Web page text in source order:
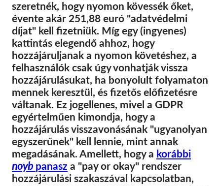
Rólunk
Csapat
Éves Jelentések
GYK
Munkalehetőségek
Collective Redress
SecureDrop
Média
Kapcsolat
szeretnék, hogy nyomon kövessék őket,
évente akár 251,88 euró "adatvédelmi
díjat" kell fizetniük. Míg egy (ingyenes)
kattintás elegendő ahhoz, hogy
hozzájáruljanak a nyomon követéshez, a
felhasználók csak úgy vonhatják vissza
hozzájárulásukat, ha bonyolult folyamaton
mennek keresztül, és fizetős előfizetésre
váltanak. Ez jogellenes, mivel a GDPR
egyértelműen kimondja, hogy a
hozzájárulás visszavonásának "ugyanolyan
egyszerűnek" kell lennie, mint annak
megadásának. Amellett, hogy a korábbi
noyb panasz a "pay or okay" rendszer
hozzájárulási szakaszával kapcsolatban,